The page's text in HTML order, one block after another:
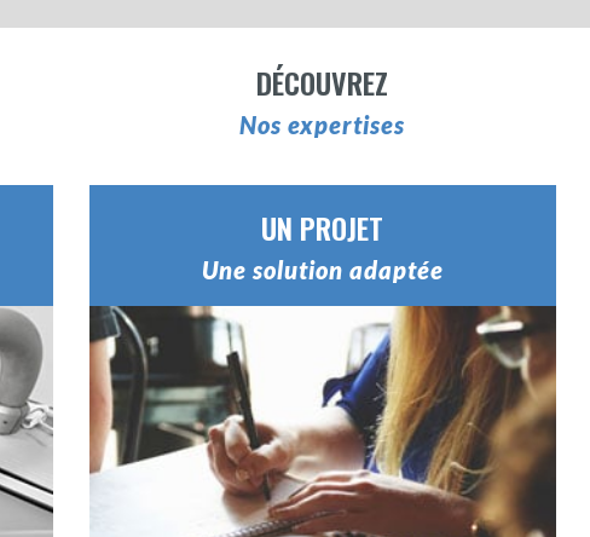
DÉCOUVREZ
Nos expertises
UN PROJET
Une solution adaptée